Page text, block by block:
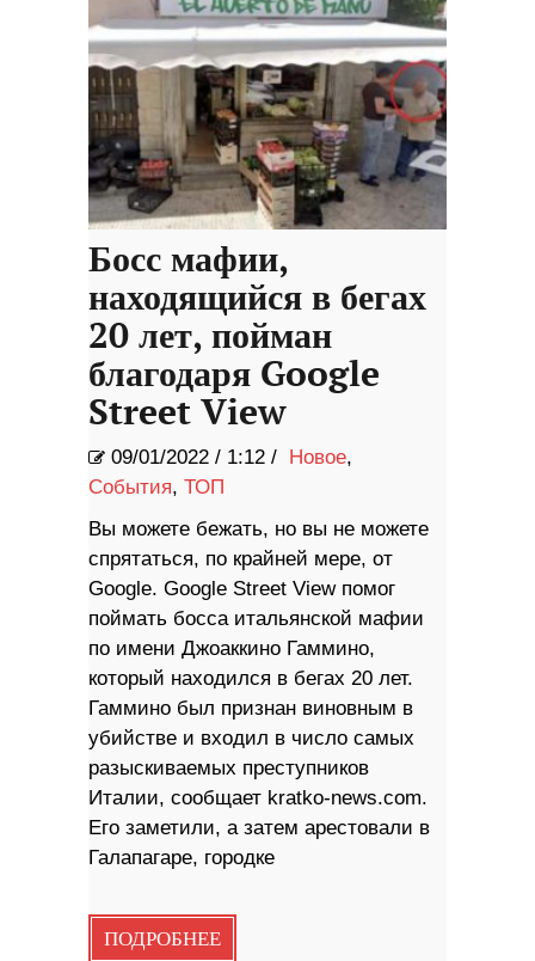
Босс мафии,
находящийся в бегах
20 лет, пойман
благодаря Google
Street View
09/01/2022 / 1:12 / Новое,
События, ТОП
Вы можете бежать, но вы не можете
спрятаться, по крайней мере, от
Google. Google Street View помог
поймать босса итальянской мафии
по имени Джоаккино Гаммино,
который находился в бегах 20 лет.
Гаммино был признан виновным в
убийстве и входил в число самых
разыскиваемых преступников
Италии, сообщает kratko-news.com.
Его заметили, а затем арестовали в
Галапагаре, городке
ПОДРОБНЕЕ